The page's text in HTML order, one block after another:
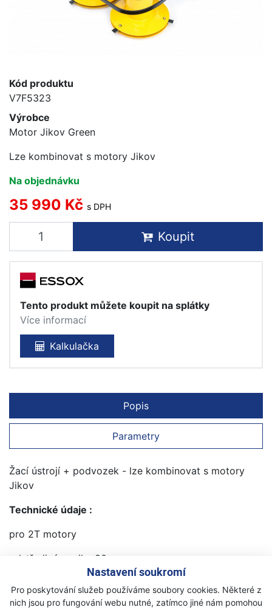
Nastavení soukromí
Pro poskytování služeb používáme soubory cookies. Některé z
nich jsou pro fungování webu nutné, zatímco jiné nám pomohou
Kód produktu
V7F5323
Výrobce
Motor Jikov Green
Lze kombinovat s motory Jikov
Na objednávku
35 990 Kč s DPH
Koupit
Tento produkt můžete koupit na splátky
Více informací
Kalkulačka
Popis
Parametry
Žací ústrojí + podvozek - lze kombinovat s motory
Jikov
Technické údaje :
pro 2T motory
odstředivá spojka 80mm
vyklápění rotorů